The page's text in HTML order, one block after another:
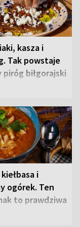
kasza i
Tak powstaje
piróg biłgorajski
i
ogórek. Ten
to prawdziwa